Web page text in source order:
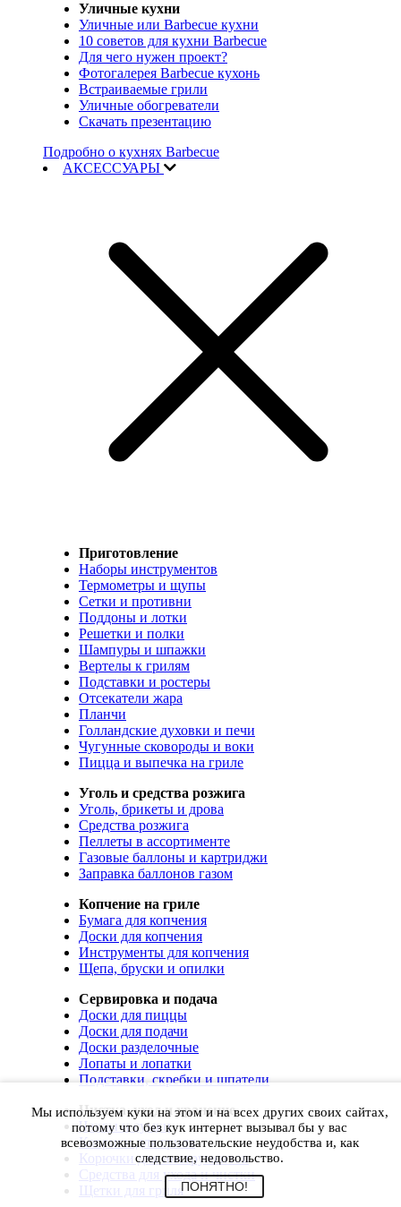
Уличные кухни
Уличные или Barbecue кухни
10 советов для кухни Barbecue
Для чего нужен проект?
Фотогалерея Barbecue кухонь
Встраиваемые грили
Уличные обогреватели
Скачать презентацию
Подробно о кухнях Barbecue
АКСЕССУАРЫ
Приготовление
Наборы инструментов
Термометры и щупы
Сетки и противни
Поддоны и лотки
Решетки и полки
Шампуры и шпажки
Вертелы к грилям
Подставки и ростеры
Отсекатели жара
Планчи
Голландские духовки и печи
Чугунные сковороды и воки
Пицца и выпечка на гриле
Уголь и средства розжига
Уголь, брикеты и дрова
Средства розжига
Пеллеты в ассортименте
Газовые баллоны и картриджи
Заправка баллонов газом
Копчение на гриле
Бумага для копчения
Доски для копчения
Инструменты для копчения
Щепа, бруски и опилки
Сервировка и подача
Доски для пиццы
Доски для подачи
Доски разделочные
Лопаты и лопатки
Подставки, скребки и шпатели
Чистка, уход и хранение
Чехлы и сумки
Коврики для гриля
Корючки для инструментов
Средства для ухода и чистки
Щетки для гриля
Мы используем куки на этом и на всех других своих сайтах,
потому что без кук интернет вызывал бы у вас
всевозможные пользовательские неудобства и, как
следствие, недовольство.
ПОНЯТНО!